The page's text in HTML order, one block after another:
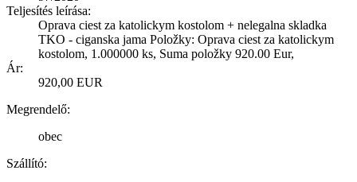
Teljesítés leírása:
Oprava ciest za katolickym kostolom + nelegalna skladka
TKO - ciganska jama Položky: Oprava ciest za katolickym
kostolom, 1.000000 ks, Suma položky 920.00 Eur,
Ár:
920,00 EUR
Megrendelő:
obec
Szállító: